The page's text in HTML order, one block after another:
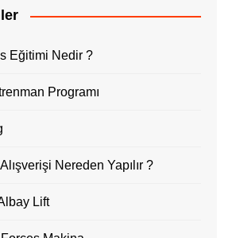
Eğitimi Nedir ?
Programı
Nereden Yapılır ?
Lift